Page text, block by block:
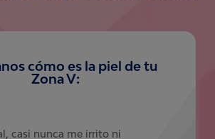
cómo es la piel de tu
Zona V:
casi nunca me irrito ni